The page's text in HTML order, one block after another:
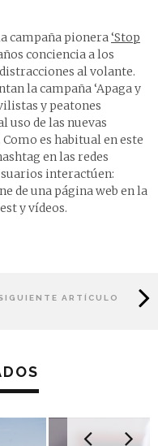
campaña pionera ‘Stop
conciencia a los
al volante.
la campaña ‘Apaga y
y peatones
uso de las nuevas
es habitual en este
en las redes
interactúen:
de una página web en la
y vídeos.
ARTÍCULO